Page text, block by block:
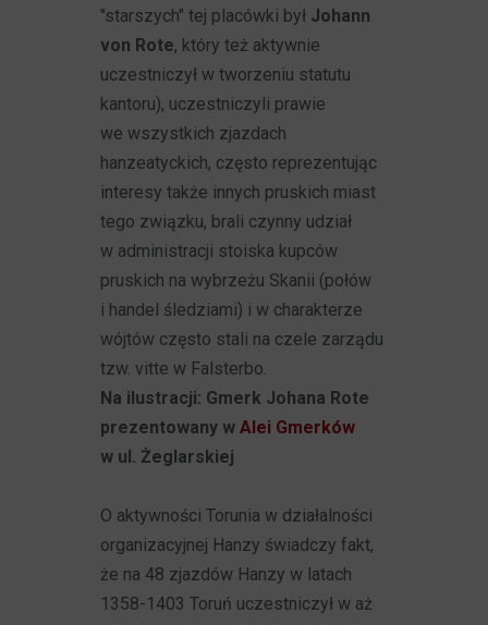
"starszych" tej placówki był Johann
von Rote, który też aktywnie
uczestniczył w tworzeniu statutu
kantoru), uczestniczyli prawie
we wszystkich zjazdach
hanzeatyckich, często reprezentując
interesy także innych pruskich miast
tego związku, brali czynny udział
w administracji stoiska kupców
pruskich na wybrzeżu Skanii (połów
i handel śledziami) i w charakterze
wójtów często stali na czele zarządu
tzw. vitte w Falsterbo.
Na ilustracji: Gmerk Johana Rote
prezentowany wAlei Gmerków
w ul. Żeglarskiej
O aktywności Torunia w działalności
organizacyjnej Hanzy świadczy fakt,
że na 48 zjazdów Hanzy w latach
1358-1403 Toruń uczestniczył w aż